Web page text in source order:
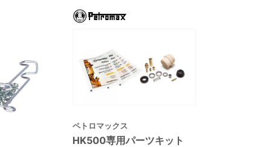
ペトロマックス
HK500専用パーツキット